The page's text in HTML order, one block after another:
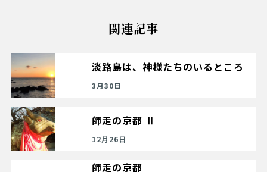
関連記事
淡路島は、神様たちのいるところ
3月30日
師走の京都 Ⅱ
12月26日
師走の京都